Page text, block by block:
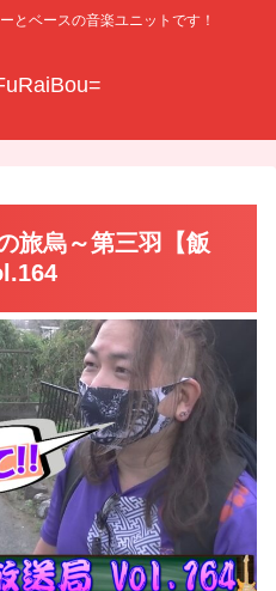
とベースの音楽ユニットです！
旅烏～第三羽【飯